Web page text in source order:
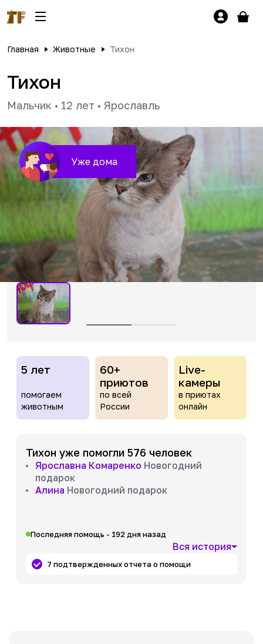
Главная Животные Тихон
Тихон
Мальчик • 12 лет • Ярославль
Уже дома
5 лет
помогаем
животным
60+
приютов
по всей
России
Live-
камеры
в приютах
онлайн
Тихон уже помогли 576 человек
Ярославна Комаренко Новогодний
подарок
Алина Новогодний подарок
Последняя помощь - 192 дня назад
Вся история
7 подтвержденных отчета о помощи